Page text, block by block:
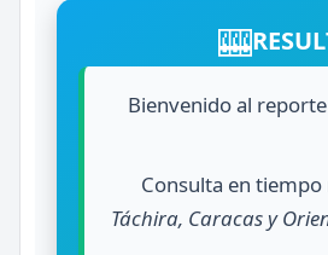
🎰
Bienvenido al
Consulta en
Táchira, Caracas y